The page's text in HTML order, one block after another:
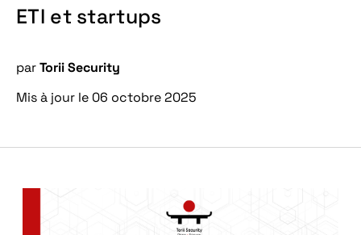
ETI et startups
parTorii Security
Mis à jour le 06 octobre 2025